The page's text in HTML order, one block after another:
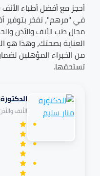
أحجز مع أفضل أطباء
في "مرهم"، نفخر بتوفير
مجال طبالأنف والأذن
العناية بصحتك، وهذا هو
من الخبراء المؤهلين
تستحقها.
الأنف